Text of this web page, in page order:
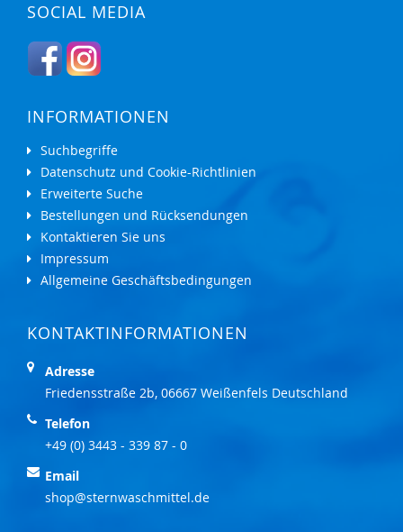
SOCIAL MEDIA
INFORMATIONEN
Suchbegriffe
Datenschutz und Cookie-Richtlinien
Erweiterte Suche
Bestellungen und Rücksendungen
Kontaktieren Sie uns
Impressum
Allgemeine Geschäftsbedingungen
KONTAKTINFORMATIONEN
Adresse
Friedensstraße 2b, 06667 Weißenfels Deutschland
Telefon
+49 (0) 3443 - 339 87 - 0
Email
shop@sternwaschmittel.de